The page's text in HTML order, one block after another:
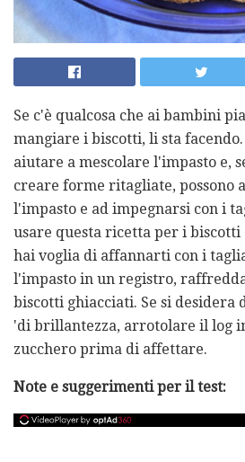
Se c'è qualcosa che ai bambini
mangiare i biscotti, li sta
aiutare a mescolare l'impasto e,
creare forme ritagliate, possono
l'impasto e ad impegnarsi con i
usare questa ricetta per i
hai voglia di affannarti con i
l'impasto in un registro,
biscotti ghiacciati. Se si desidera
'di brillantezza, arrotolare il log
zucchero prima di affettare.
Note e suggerimenti per il test: